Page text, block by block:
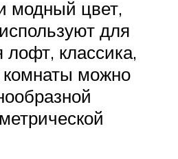
модный цвет,
для
лофт, классика,
можно